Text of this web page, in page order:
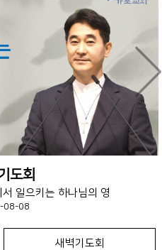
도회
일으키는 하나님의 영
08-08
새벽기도회